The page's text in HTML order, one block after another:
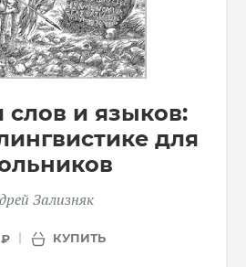
и языков:
для
Зализняк
₽ КУПИТЬ